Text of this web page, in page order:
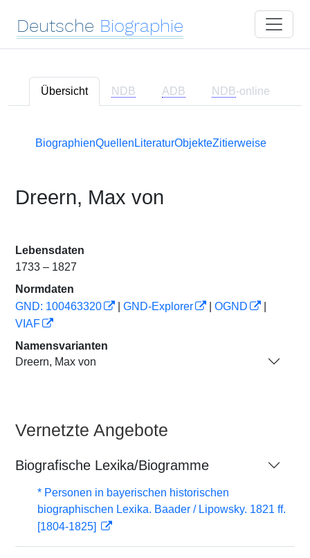
Deutsche Biographie
Übersicht NDB ADB NDB-online
BiographienQuellen LiteraturObjekteZitierweise
Dreern, Max von
Lebensdaten
1733 – 1827
Normdaten
GND: 100463320
GND-Explorer OGND
VIAF
Namensvarianten
Dreern, Max von
Vernetzte Angebote
Biografische Lexika/Biogramme
* Personen in bayerischen historischen
biographischen Lexika. Baader / Lipowsky. 1821 ff.
[1804-1825]